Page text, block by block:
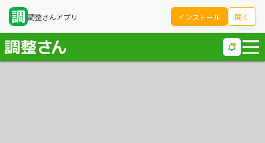
調整さんアプリ インストール 開く